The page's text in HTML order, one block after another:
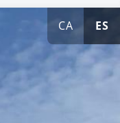
CA ES